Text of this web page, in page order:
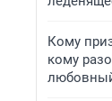
Кому
кому